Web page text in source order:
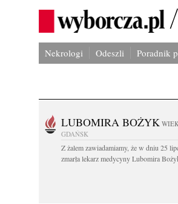
Nekrologi Odeszli Poradnik
LUBOMIRA BOŻYK
GDAŃSK
Z żalem zawiadamiamy, że w dniu 25
zmarła lekarz medycyny Lubomira